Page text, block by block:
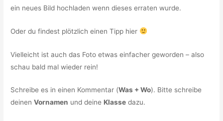
ein neues Bild hochladen wenn dieses erraten wurde.
Oder du findest plötzlich einen Tipp hier
Vielleicht ist auch das Foto etwas einfacher geworden – also
schau bald mal wieder rein!
Schreibe es in einen Kommentar (Was + Wo). Bitte schreibe
deinenVornamen und deine Klasse dazu.